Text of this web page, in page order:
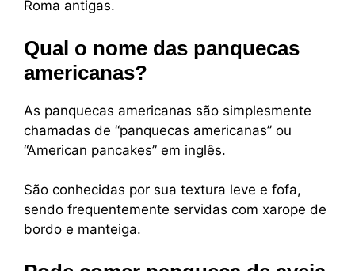
Roma antigas.
Qual o nome das panquecas
americanas?
As panquecas americanas são simplesmente
chamadas de “panquecas americanas” ou
“American pancakes” em inglês.
São conhecidas por sua textura leve e fofa,
sendo frequentemente servidas com xarope de
bordo e manteiga.